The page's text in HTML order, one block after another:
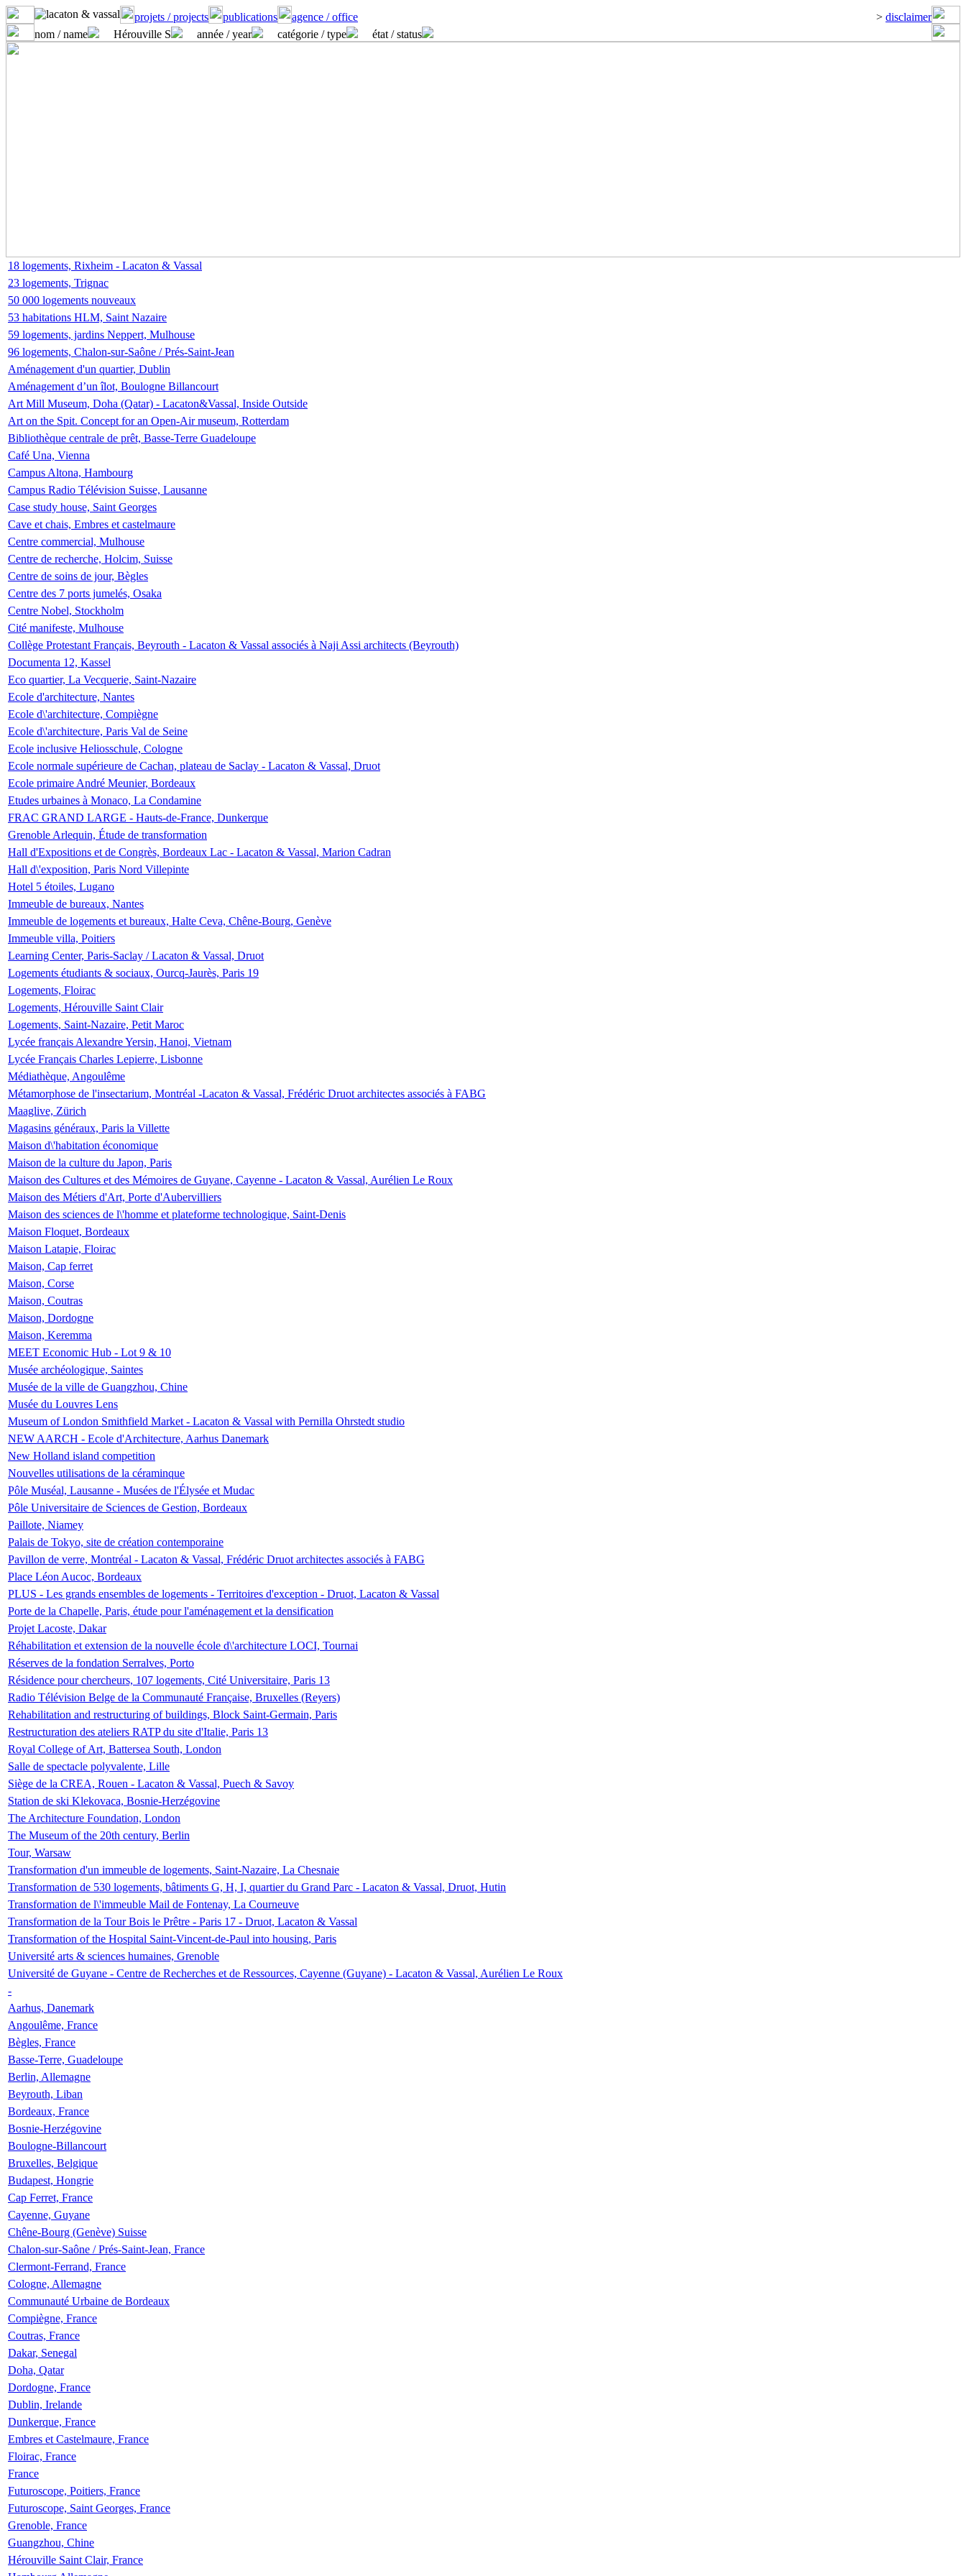
projets / projects publications agence / office > disclaimer
nom / name
Hérouville S année / year catégorie / type état / status
18 logements, Rixheim - Lacaton & Vassal
23 logements, Trignac
50 000 logements nouveaux
53 habitations HLM, Saint Nazaire
59 logements, jardins Neppert, Mulhouse
96 logements, Chalon-sur-Saône / Prés-Saint-Jean
Aménagement d'un quartier, Dublin
Aménagement d’un îlot, Boulogne Billancourt
Art Mill Museum, Doha (Qatar) - Lacaton&Vassal, Inside Outside
Art on the Spit. Concept for an Open-Air museum, Rotterdam
Bibliothèque centrale de prêt, Basse-Terre Guadeloupe
Café Una, Vienna
Campus Altona, Hambourg
Campus Radio Télévision Suisse, Lausanne
Case study house, Saint Georges
Cave et chais, Embres et castelmaure
Centre commercial, Mulhouse
Centre de recherche, Holcim, Suisse
Centre de soins de jour, Bègles
Centre des 7 ports jumelés, Osaka
Centre Nobel, Stockholm
Cité manifeste, Mulhouse
Collège Protestant Français, Beyrouth - Lacaton & Vassal associés à Naji Assi architects (Beyrouth)
Documenta 12, Kassel
Eco quartier, La Vecquerie, Saint-Nazaire
Ecole d'architecture, Nantes
Ecole d\'architecture, Compiègne
Ecole d\'architecture, Paris Val de Seine
Ecole inclusive Heliosschule, Cologne
Ecole normale supérieure de Cachan, plateau de Saclay - Lacaton & Vassal, Druot
Ecole primaire André Meunier, Bordeaux
Etudes urbaines à Monaco, La Condamine
FRAC GRAND LARGE - Hauts-de-France, Dunkerque
Grenoble Arlequin, Étude de transformation
Hall d'Expositions et de Congrès, Bordeaux Lac - Lacaton & Vassal, Marion Cadran
Hall d\'exposition, Paris Nord Villepinte
Hotel 5 étoiles, Lugano
Immeuble de bureaux, Nantes
Immeuble de logements et bureaux, Halte Ceva, Chêne-Bourg, Genève
Immeuble villa, Poitiers
Learning Center, Paris-Saclay / Lacaton & Vassal, Druot
Logements étudiants & sociaux, Ourcq-Jaurès, Paris 19
Logements, Floirac
Logements, Hérouville Saint Clair
Logements, Saint-Nazaire, Petit Maroc
Lycée français Alexandre Yersin, Hanoi, Vietnam
Lycée Français Charles Lepierre, Lisbonne
Médiathèque, Angoulême
Métamorphose de l'insectarium, Montréal -Lacaton & Vassal, Frédéric Druot architectes associés à FABG
Maaglive, Zürich
Magasins généraux, Paris la Villette
Maison d\'habitation économique
Maison de la culture du Japon, Paris
Maison des Cultures et des Mémoires de Guyane, Cayenne - Lacaton & Vassal, Aurélien Le Roux
Maison des Métiers d'Art, Porte d'Aubervilliers
Maison des sciences de l\'homme et plateforme technologique, Saint-Denis
Maison Floquet, Bordeaux
Maison Latapie, Floirac
Maison, Cap ferret
Maison, Corse
Maison, Coutras
Maison, Dordogne
Maison, Keremma
MEET Economic Hub - Lot 9 & 10
Musée archéologique, Saintes
Musée de la ville de Guangzhou, Chine
Musée du Louvres Lens
Museum of London Smithfield Market - Lacaton & Vassal with Pernilla Ohrstedt studio
NEW AARCH - Ecole d'Architecture, Aarhus Danemark
New Holland island competition
Nouvelles utilisations de la céraminque
Pôle Muséal, Lausanne - Musées de l'Élysée et Mudac
Pôle Universitaire de Sciences de Gestion, Bordeaux
Paillote, Niamey
Palais de Tokyo, site de création contemporaine
Pavillon de verre, Montréal - Lacaton & Vassal, Frédéric Druot architectes associés à FABG
Place Léon Aucoc, Bordeaux
PLUS - Les grands ensembles de logements - Territoires d'exception - Druot, Lacaton & Vassal
Porte de la Chapelle, Paris, étude pour l'aménagement et la densification
Projet Lacoste, Dakar
Réhabilitation et extension de la nouvelle école d\'architecture LOCI, Tournai
Réserves de la fondation Serralves, Porto
Résidence pour chercheurs, 107 logements, Cité Universitaire, Paris 13
Radio Télévision Belge de la Communauté Française, Bruxelles (Reyers)
Rehabilitation and restructuring of buildings, Block Saint-Germain, Paris
Restructuration des ateliers RATP du site d'Italie, Paris 13
Royal College of Art, Battersea South, London
Salle de spectacle polyvalente, Lille
Siège de la CREA, Rouen - Lacaton & Vassal, Puech & Savoy
Station de ski Klekovaca, Bosnie-Herzégovine
The Architecture Foundation, London
The Museum of the 20th century, Berlin
Tour, Warsaw
Transformation d'un immeuble de logements, Saint-Nazaire, La Chesnaie
Transformation de 530 logements, bâtiments G, H, I, quartier du Grand Parc - Lacaton & Vassal, Druot, Hutin
Transformation de l\'immeuble Mail de Fontenay, La Courneuve
Transformation de la Tour Bois le Prêtre - Paris 17 - Druot, Lacaton & Vassal
Transformation of the Hospital Saint-Vincent-de-Paul into housing, Paris
Université arts & sciences humaines, Grenoble
Université de Guyane - Centre de Recherches et de Ressources, Cayenne (Guyane) - Lacaton & Vassal, Aurélien Le Roux
-
Aarhus, Danemark
Angoulême, France
Bègles, France
Basse-Terre, Guadeloupe
Berlin, Allemagne
Beyrouth, Liban
Bordeaux, France
Bosnie-Herzégovine
Boulogne-Billancourt
Bruxelles, Belgique
Budapest, Hongrie
Cap Ferret, France
Cayenne, Guyane
Chêne-Bourg (Genève) Suisse
Chalon-sur-Saône / Prés-Saint-Jean, France
Clermont-Ferrand, France
Cologne, Allemagne
Communauté Urbaine de Bordeaux
Compiègne, France
Coutras, France
Dakar, Senegal
Doha, Qatar
Dordogne, France
Dublin, Irelande
Dunkerque, France
Embres et Castelmaure, France
Floirac, France
France
Futuroscope, Poitiers, France
Futuroscope, Saint Georges, France
Grenoble, France
Guangzhou, Chine
Hérouville Saint Clair, France